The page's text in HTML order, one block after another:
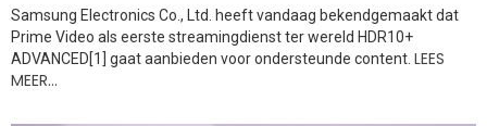
Samsung Electronics Co., Ltd. heeft vandaag bekendgemaakt dat
Prime Video als eerste streamingdienst ter wereld HDR10+
ADVANCED[1] gaat aanbieden voor ondersteunde content. LEES
MEER…